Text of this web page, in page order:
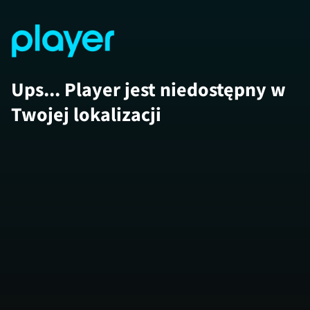
Ups... Player jest niedostępny w
Twojej lokalizacji